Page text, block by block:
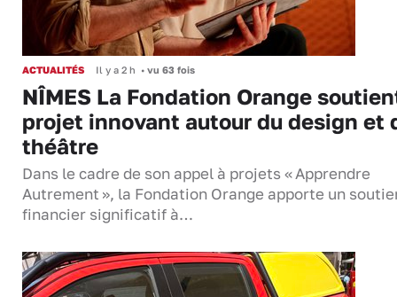
ACTUALITÉS Il y a 2 h • vu 63 fois
NÎMES La Fondation Orange
projet innovant autour du design et
théâtre
Dans le cadre de son appel à projets « Apprendre
Autrement », la Fondation Orange apporte un
financier significatif à…